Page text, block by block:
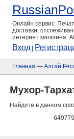
Онлайн сервис.
доставки,
интернет магазина.
Вход
Главная — Алтай
Мухор-
Найдите в данном